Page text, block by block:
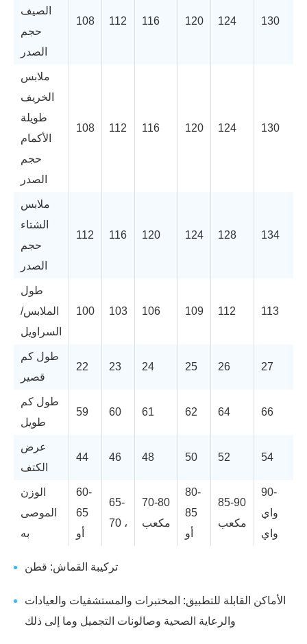
الصيف
حجم
الصدر
108 112 116 120 124 130
ملابس
الخريف
طويلة
الأكمام
حجم
الصدر
108 112 116 120 124 130
ملابس
الشتاء
حجم
الصدر
112 116 120 124 128 134
طول
الملابس/
السراويل
100 103 106 109 112 113
طول كم
قصير
22 23 24 25 26 27
طول كم
طويل
59 60 61 62 64 66
عرض
الكتف
44 46 48 50 52 54
الوزن
الموصى
به
60-
65
أو
65-
70 ،
70-80
مكعب
80-
85
أو
85-90
مكعب
90-
واي
واي
تركيبة القماش: قطن
الأماكن القابلة للتطبيق: المختبرات والمستشفيات والعيادات
والرعاية الصحية وصالونات التجميل وما إلى ذلك